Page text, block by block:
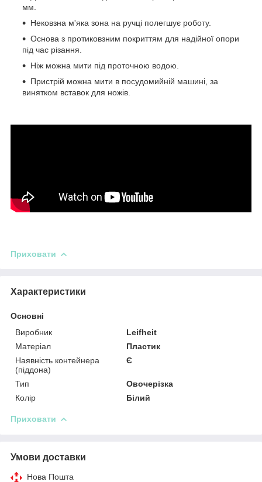
мм.
Нековзна м'яка зона на ручці полегшує роботу.
Основа з протиковзним покриттям для надійної опори
під час різання.
Ніж можна мити під проточною водою.
Пристрій можна мити в посудомийній машині, за
винятком вставок для ножів.
Приховати
Характеристики
Основні
Виробник
Leifheit
Матеріал
Пластик
Наявність контейнера
(піддона)
Є
Тип
Овочерізка
Колір
Білий
Приховати
Умови доставки
Нова Пошта